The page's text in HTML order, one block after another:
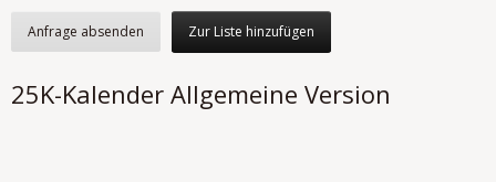
Anfrage absenden Zur Liste hinzufügen
25K-Kalender Allgemeine Version